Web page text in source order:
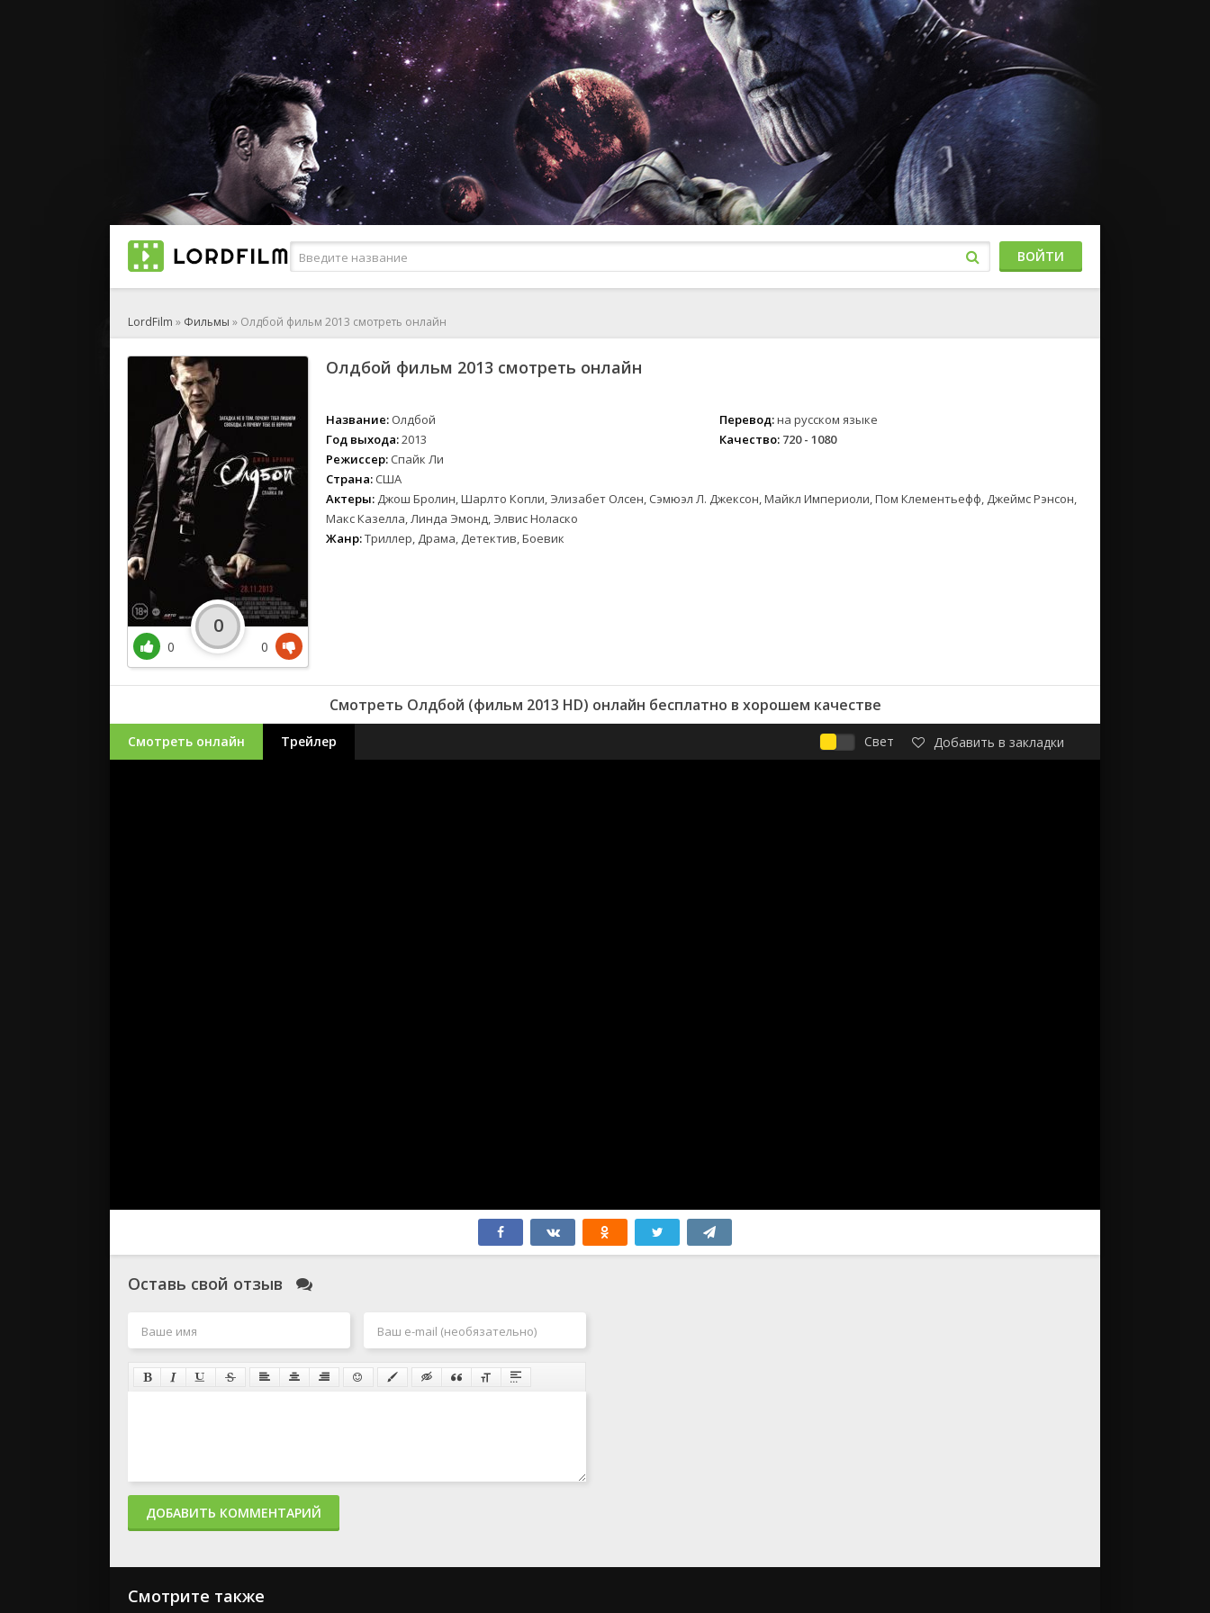
ВОЙТИ
LordFilm » Фильмы » Олдбой фильм 2013 смотреть онлайн
Олдбой фильм 2013 смотреть онлайн
Название: Олдбой
Год выхода:2013
Режиссер: Спайк Ли
Страна: США
Перевод:на русском языке
Качество: 720 - 1080
Актеры: Джош Бролин, Шарлто Копли, Элизабет Олсен, Сэмюэл Л. Джексон, Майкл Империоли, Пом Клементьефф, Джеймс Рэнсон,
Макс Казелла, Линда Эмонд, Элвис Ноласко
Жанр:Триллер, Драма, Детектив, Боевик
0
0
0
Смотреть Олдбой (фильм 2013 HD) онлайн бесплатно в хорошем качестве
Смотреть онлайн Трейлер Свет Добавить в закладки
Оставь свой отзыв
ДОБАВИТЬ КОММЕНТАРИЙ
Смотрите также